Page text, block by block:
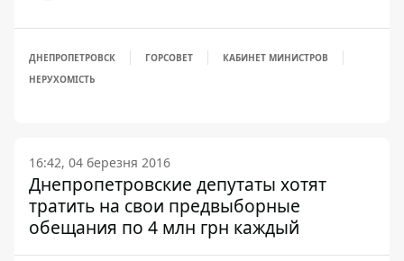
ДНЕПРОПЕТРОВСК ГОРСОВЕТ
КАБИНЕТ МИНИСТРОВ
НЕРУХОМІСТЬ
16:42, 04 березня 2016
Днепропетровские депутаты хотят
тратить на свои предвыборные
обещания по 4 млн грн каждый